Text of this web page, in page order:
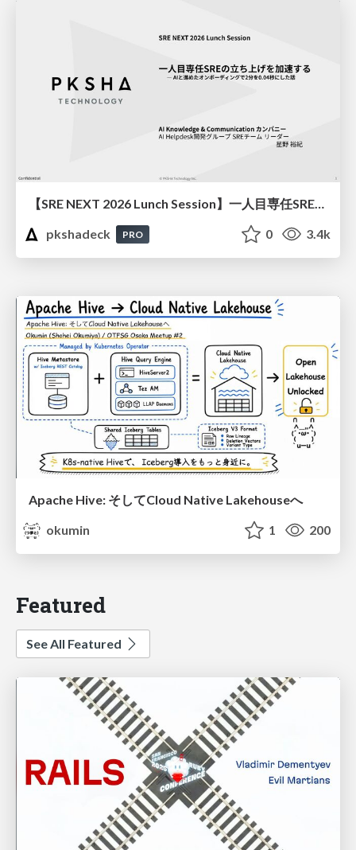
pkshadeck
PRO 0 3.4k
Apache Hive: そしてCloud Native Lakehouseへ
okumin
1 200
Featured
See All Featured